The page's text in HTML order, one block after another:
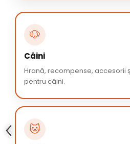
🐶
Câini
Hrană, recompense, accesorii
pentru câini.
🐱